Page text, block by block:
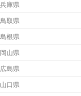
兵庫県
鳥取県
島根県
岡山県
広島県
山口県